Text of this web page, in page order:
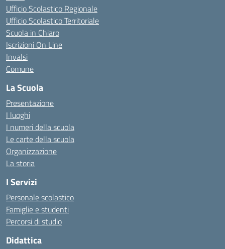
Ufficio Scolastico Regionale
Ufficio Scolastico Territoriale
Scuola in Chiaro
Iscrizioni On Line
Invalsi
Comune
La Scuola
Presentazione
I luoghi
I numeri della scuola
Le carte della scuola
Organizzazione
La storia
I Servizi
Personale scolastico
Famiglie e studenti
Percorsi di studio
Didattica